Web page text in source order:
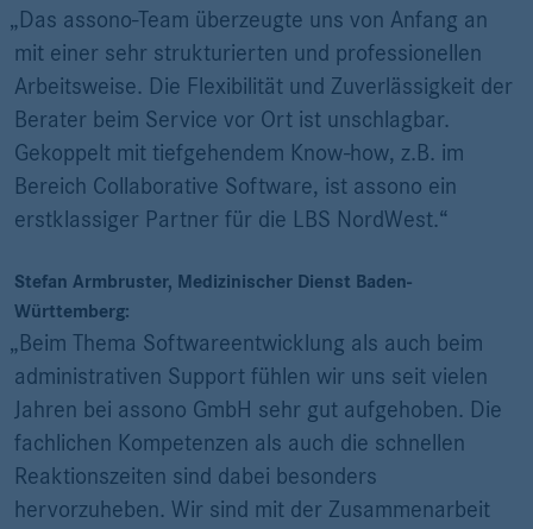
„Das assono-Team überzeugte uns von Anfang an
mit einer sehr strukturierten und professionellen
Arbeitsweise. Die Flexibilität und Zuverlässigkeit der
Berater beim Service vor Ort ist unschlagbar.
Gekoppelt mit tiefgehendem Know-how, z.B. im
Bereich Collaborative Software, ist assono ein
erstklassiger Partner für die LBS NordWest.“
Stefan Armbruster, Medizinischer Dienst Baden-
Württemberg:
„Beim Thema Softwareentwicklung als auch beim
administrativen Support fühlen wir uns seit vielen
Jahren bei assono GmbH sehr gut aufgehoben. Die
fachlichen Kompetenzen als auch die schnellen
Reaktionszeiten sind dabei besonders
hervorzuheben. Wir sind mit der Zusammenarbeit